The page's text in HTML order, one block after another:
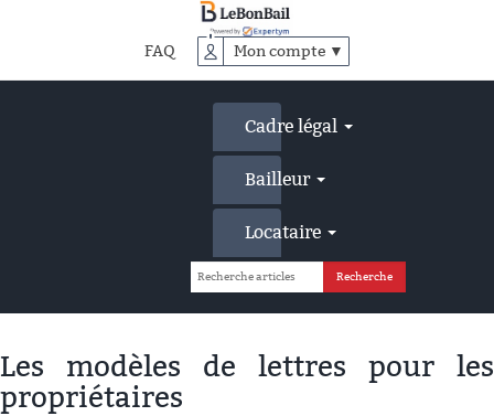
FAQ Mon compte ▼
Cadre légal
Bailleur
Locataire
Les modèles de lettres pour les
propriétaires